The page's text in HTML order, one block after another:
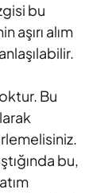
bu
aşırı alım
Bu
bu,